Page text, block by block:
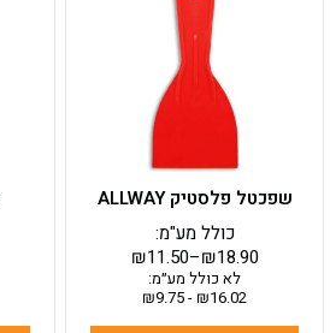
שפכטל פלסטיק ALLWAY
₪11.50–₪18.90
כולל מע"מ:
לא כולל מע״מ:
₪16.02
-
₪9.75
מספר
סוגים.
ניתן
לבחור
האפשרויות
המוצר